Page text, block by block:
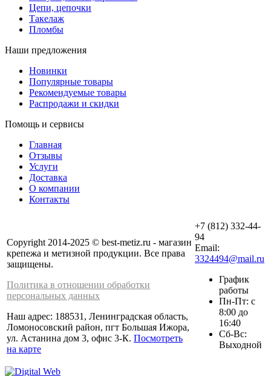
Цепи, цепочки
Такелаж
Пломбы
Наши предложения
Новинки
Популярные товары
Рекомендуемые товары
Распродажи и скидки
Помощь и сервисы
Главная
Отзывы
Услуги
Доставка
О компании
Контакты
Copyright 2014-2025 © best-metiz.ru - магазин
крепежа и метизной продукции. Все права
защищены.
Политика в отношении обработки
персональных данных
Наш адрес: 188531, Ленинградская область,
Ломоносовский район, пгт Большая Ижора,
ул. Астанина дом 3, офис 3-К. Посмотреть
на карте
+7 (812) 332-44-
94
Email:
3324494@mail.ru
График
работы
Пн-Пт: с
8:00 до
16:40
Сб-Вс:
Выходной